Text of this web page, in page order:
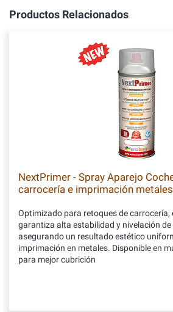
Productos Relacionados
NextPrimer - Spray Aparejo
carrocería e imprimación metales
Optimizado para retoques de carrocería,
garantiza alta estabilidad y nivelación de
asegurando un resultado estético
imprimación en metales. Disponible en
para mejor cubrición